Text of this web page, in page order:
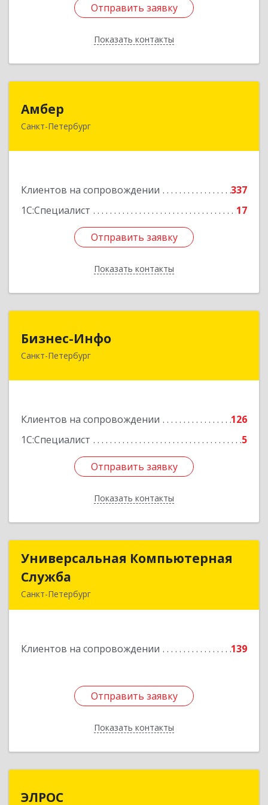
Отправить заявку
Показать контакты
Отправить заявку
Назад
Амбер
Санкт-Петербург
Клиентов на сопровождении
337
1С:Специалист
17
Отправить заявку
Показать контакты
191119, Санкт-Петербург г, Правды ул, дом №
Отправить заявку
Назад
Бизнес-Инфо
Санкт-Петербург
Клиентов на сопровождении
126
1С:Специалист
5
Отправить заявку
Показать контакты
191119, Санкт-Петербург г, Константина
Подробнее
Отправить заявку
Назад
Универсальная Компьютерная
Служба
Санкт-Петербург
Клиентов на сопровождении 139
Отправить заявку
Показать контакты
Универсальная Компьютерная
Подробнее
Отправить заявку
Назад
ЭЛРОС